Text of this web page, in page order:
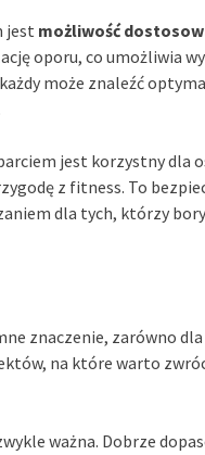
jest możliwość
oporu, co umożliwia
może znaleźć
jest korzystny dla
z fitness. To
dla tych, którzy
znaczenie, zarówno
na które warto
ważna. Dobrze